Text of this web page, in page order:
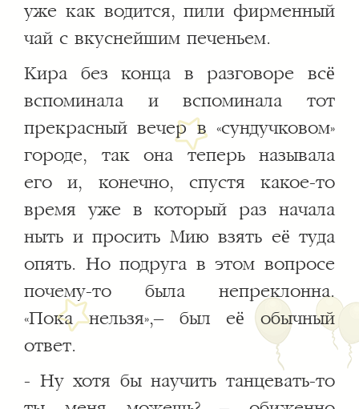
уже как водится, пили фирменный
чай с вкуснейшим печеньем.
Кира без конца в разговоре всё
вспоминала и вспоминала тот
прекрасный вечер в «сундучковом»
городе, так она теперь называла
его и, конечно, спустя какое-то
время уже в который раз начала
ныть и просить Мию взять её туда
опять. Но подруга в этом вопросе
почему-то была непреклонна.
«Пока нельзя»,– был её обычный
ответ.
- Ну хотя бы научить танцевать-то